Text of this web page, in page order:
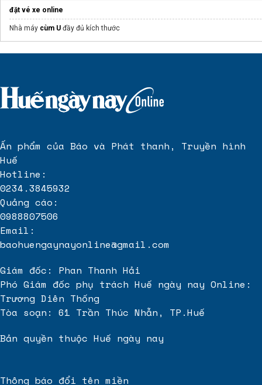
silicon đổ khuôn
Ưu điểm của Van bướm đóng mở điện
Cấu tạoBăng tảichi tiết
Biểu hiện ngứa môi là bệnh gì
Đại lý sơn epoxy chống rỉ
đặt vé xe online
Nhà máy cùm U đầy đủ kích thước
Ấn phẩm của Báo và Phát thanh, Truyền hình
Huế
Hotline:
0234.3845932
Quảng cáo:
0988807506
Email:
baohuengaynayonline@gmail.com
Giám đốc: Phan Thanh Hải
Phó Giám đốc phụ trách Huế ngày nay Online:
Trương Diên Thống
Tòa soạn: 61 Trần Thúc Nhẫn, TP.Huế
Bản quyền thuộc Huế ngày nay
Thông báo đổi tên miền